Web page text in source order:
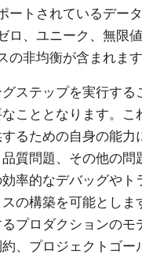
ートされているデー
ロ、ユニーク、無限
非均衡が含まれます
ステップを実行する
こととなります。こ
るための自身の能力
質問題、その他の問
率的なデバッグやト
の構築を可能としま
プロダクションのモ
、プロジェクトゴー